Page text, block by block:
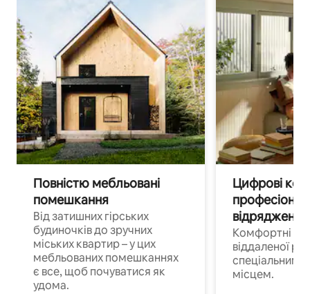
Повністю мебльовані
помешкання
Від затишних гірських
будиночків до зручних
міських квартир – у цих
мебльованих помешканнях
є все, щоб почуватися як
удома.
Цифрові
Комфортні
віддаленої
спеціальним
місцем.